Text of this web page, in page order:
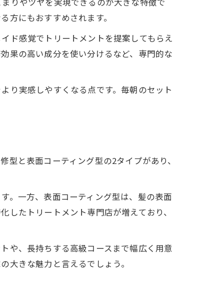
方にもおすすめされます。
ド感覚でトリートメントを提案してもらえ
果の高い成分を使い分けるなど、専門的な
り実感しやすくなる点です。毎朝のセット
と表面コーティング型の2タイプがあり、
。一方、表面コーティング型は、髪の表面
たトリートメント専門店が増えており、
や、長持ちする高級コースまで幅広く用意
大きな魅力と言えるでしょう。